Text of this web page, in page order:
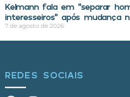
Kelmann fala em “separar
interesseiros” após mudança
7 de agosto de 2026
REDES SOCIAIS